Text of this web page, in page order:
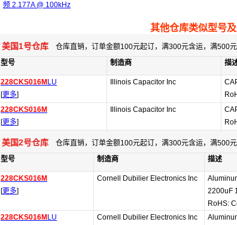
频 2.177A @ 100kHz
其他仓库类似型号
美国1号仓库 仓库直销，订单金额100元起订，满300元含运，满500
型号
制造商 描
228CKS016M LU
[更多]
Illinois Capacitor Inc
228CKS016M
[更多]
Illinois Capacitor Inc
美国2号仓库 仓库直销，订单金额100元起订，满300元含运，满500
型号
制造商 描述
228CKS016M
[更多]
Cornell Dubilier Electronics Inc
2200uF
RoHS:
228CKS016M LU
Cornell Dubilier Electronics Inc